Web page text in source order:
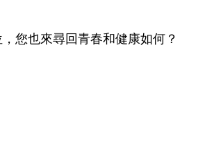
您也來尋回青春和健康如何？